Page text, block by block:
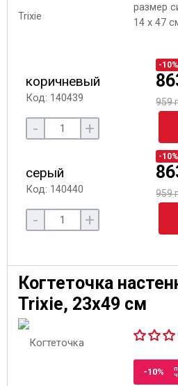
размер
14 x 47
коричневый
Код: 140439
-10%
959
- +
серый
Код: 140440
-10%
959
- +
Когтеточка
Trixie, 23х49 см
-10%